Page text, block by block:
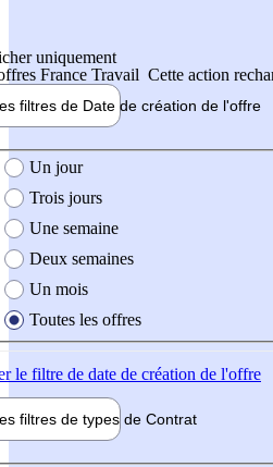
uniquement
France Travail Cette action
filtres de Date de création de l'offre
création de l'offre
Un jour
Trois jours
Une semaine
Deux semaines
Un mois
Toutes les offres
le filtre de date de création de l'offre
filtres de types de Contrat